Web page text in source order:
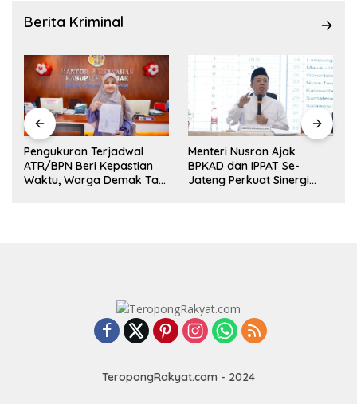
Berita Kriminal
Pengukuran Terjadwal
ATR/BPN Beri Kepastian
Waktu, Warga Demak Tak
Menteri Nusron Ajak
BPKAD dan IPPAT Se-
Jateng Perkuat Sinergi
TeropongRakyat.com - 2024